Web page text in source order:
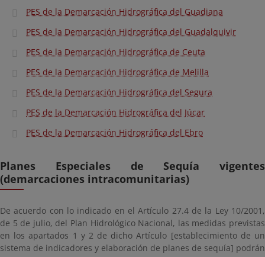
PES de la Demarcación Hidrográfica del Guadiana
PES de la Demarcación Hidrográfica del Guadalquivir
PES de la Demarcación Hidrográfica de Ceuta
PES de la Demarcación Hidrográfica de Melilla
PES de la Demarcación Hidrográfica del Segura
PES de la Demarcación Hidrográfica del Júcar
PES de la Demarcación Hidrográfica del Ebro
Planes Especiales de Sequía vigentes
(demarcaciones intracomunitarias)
De acuerdo con lo indicado en el Artículo 27.4 de la Ley 10/2001,
de 5 de julio, del Plan Hidrológico Nacional, las medidas previstas
en los apartados 1 y 2 de dicho Artículo [establecimiento de un
sistema de indicadores y elaboración de planes de sequía] podrán